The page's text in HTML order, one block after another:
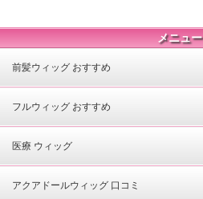
メニュー
前髪ウィッグ おすすめ
フルウィッグ おすすめ
医療 ウィッグ
アクアドールウィッグ 口コミ